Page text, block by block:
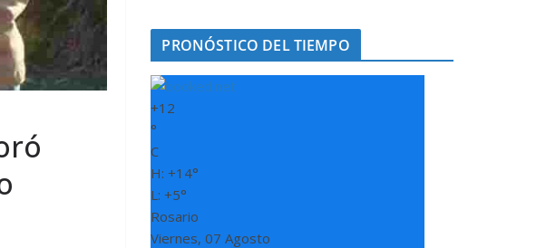
PRONÓSTICO DEL TIEMPO
+12
°
C
H:+14°
L:+5°
Rosario
Viernes, 07 Agosto